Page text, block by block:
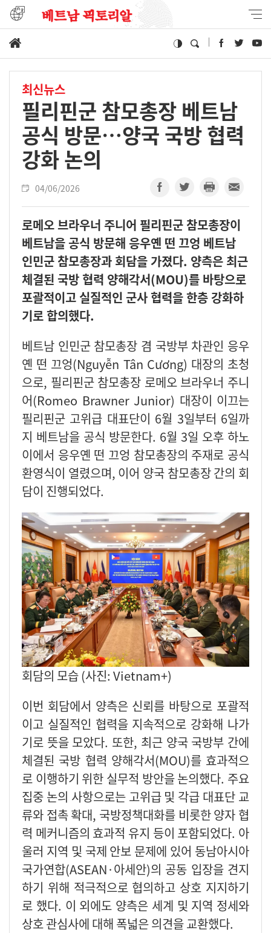
최신뉴스
필리핀군 참모총장 베트남
공식 방문…양국 국방 협력
강화 논의
04/06/2026
로메오 브라우너 주니어 필리핀군 참모총장이
베트남을 공식 방문해 응우옌 떤 끄엉 베트남
인민군 참모총장과 회담을 가졌다. 양측은 최근
체결된 국방 협력 양해각서(MOU)를 바탕으로
포괄적이고 실질적인 군사 협력을 한층 강화하
기로 합의했다.
베트남 인민군 참모총장 겸 국방부 차관인 응우
옌 떤 끄엉(Nguyễn Tân Cương) 대장의 초청
으로, 필리핀군 참모총장 로메오 브라우너 주니
어(Romeo Brawner Junior) 대장이 이끄는
필리핀군 고위급 대표단이 6월 3일부터 6일까
지 베트남을 공식 방문한다. 6월 3일 오후 하노
이에서 응우옌 떤 끄엉 참모총장의 주재로 공식
환영식이 열렸으며, 이어 양국 참모총장 간의 회
담이 진행되었다.
회담의 모습 (사진: Vietnam+)
이번 회담에서 양측은 신뢰를 바탕으로 포괄적
이고 실질적인 협력을 지속적으로 강화해 나가
기로 뜻을 모았다. 또한, 최근 양국 국방부 간에
체결된 국방 협력 양해각서(MOU)를 효과적으
로 이행하기 위한 실무적 방안을 논의했다. 주요
집중 논의 사항으로는 고위급 및 각급 대표단 교
류와 접촉 확대, 국방정책대화를 비롯한 양자 협
력 메커니즘의 효과적 유지 등이 포함되었다. 아
울러 지역 및 국제 안보 문제에 있어 동남아시아
국가연합(ASEAN·아세안)의 공동 입장을 견지
하기 위해 적극적으로 협의하고 상호 지지하기
로 했다. 이 외에도 양측은 세계 및 지역 정세와
상호 관심사에 대해 폭넓은 의견을 교환했다.